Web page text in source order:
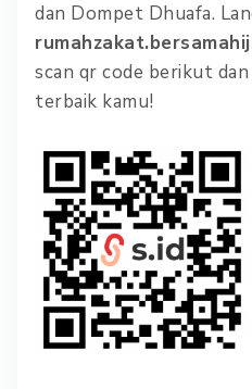
dan Dompet Dhuafa.
scan qr code berikut
terbaik kamu!